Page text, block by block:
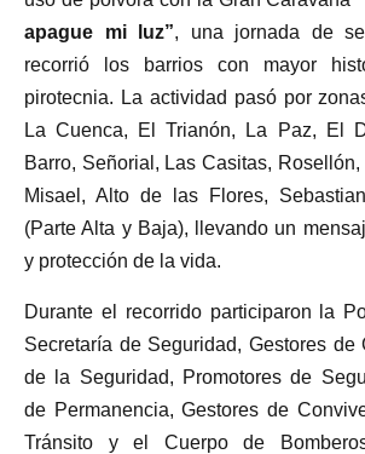
apague mi luz”, una jornada de
recorrió los barrios con mayor
pirotecnia. La actividad pasó por
La Cuenca, El Trianón, La Paz, El
Barro, Señorial, Las Casitas,
Misael, Alto de las Flores,
(Parte Alta y Baja), llevando un
y protección de la vida.
Durante el recorrido participaron la
Secretaría de Seguridad, Gestores de
de la Seguridad, Promotores de
de Permanencia, Gestores de
Tránsito y el Cuerpo de